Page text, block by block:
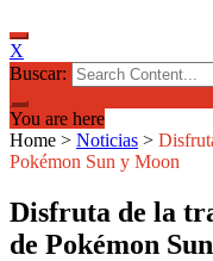
X
Buscar:
You are here
Home > Noticias >
Pokémon Sun y Moon
Disfruta de la
de Pokémon